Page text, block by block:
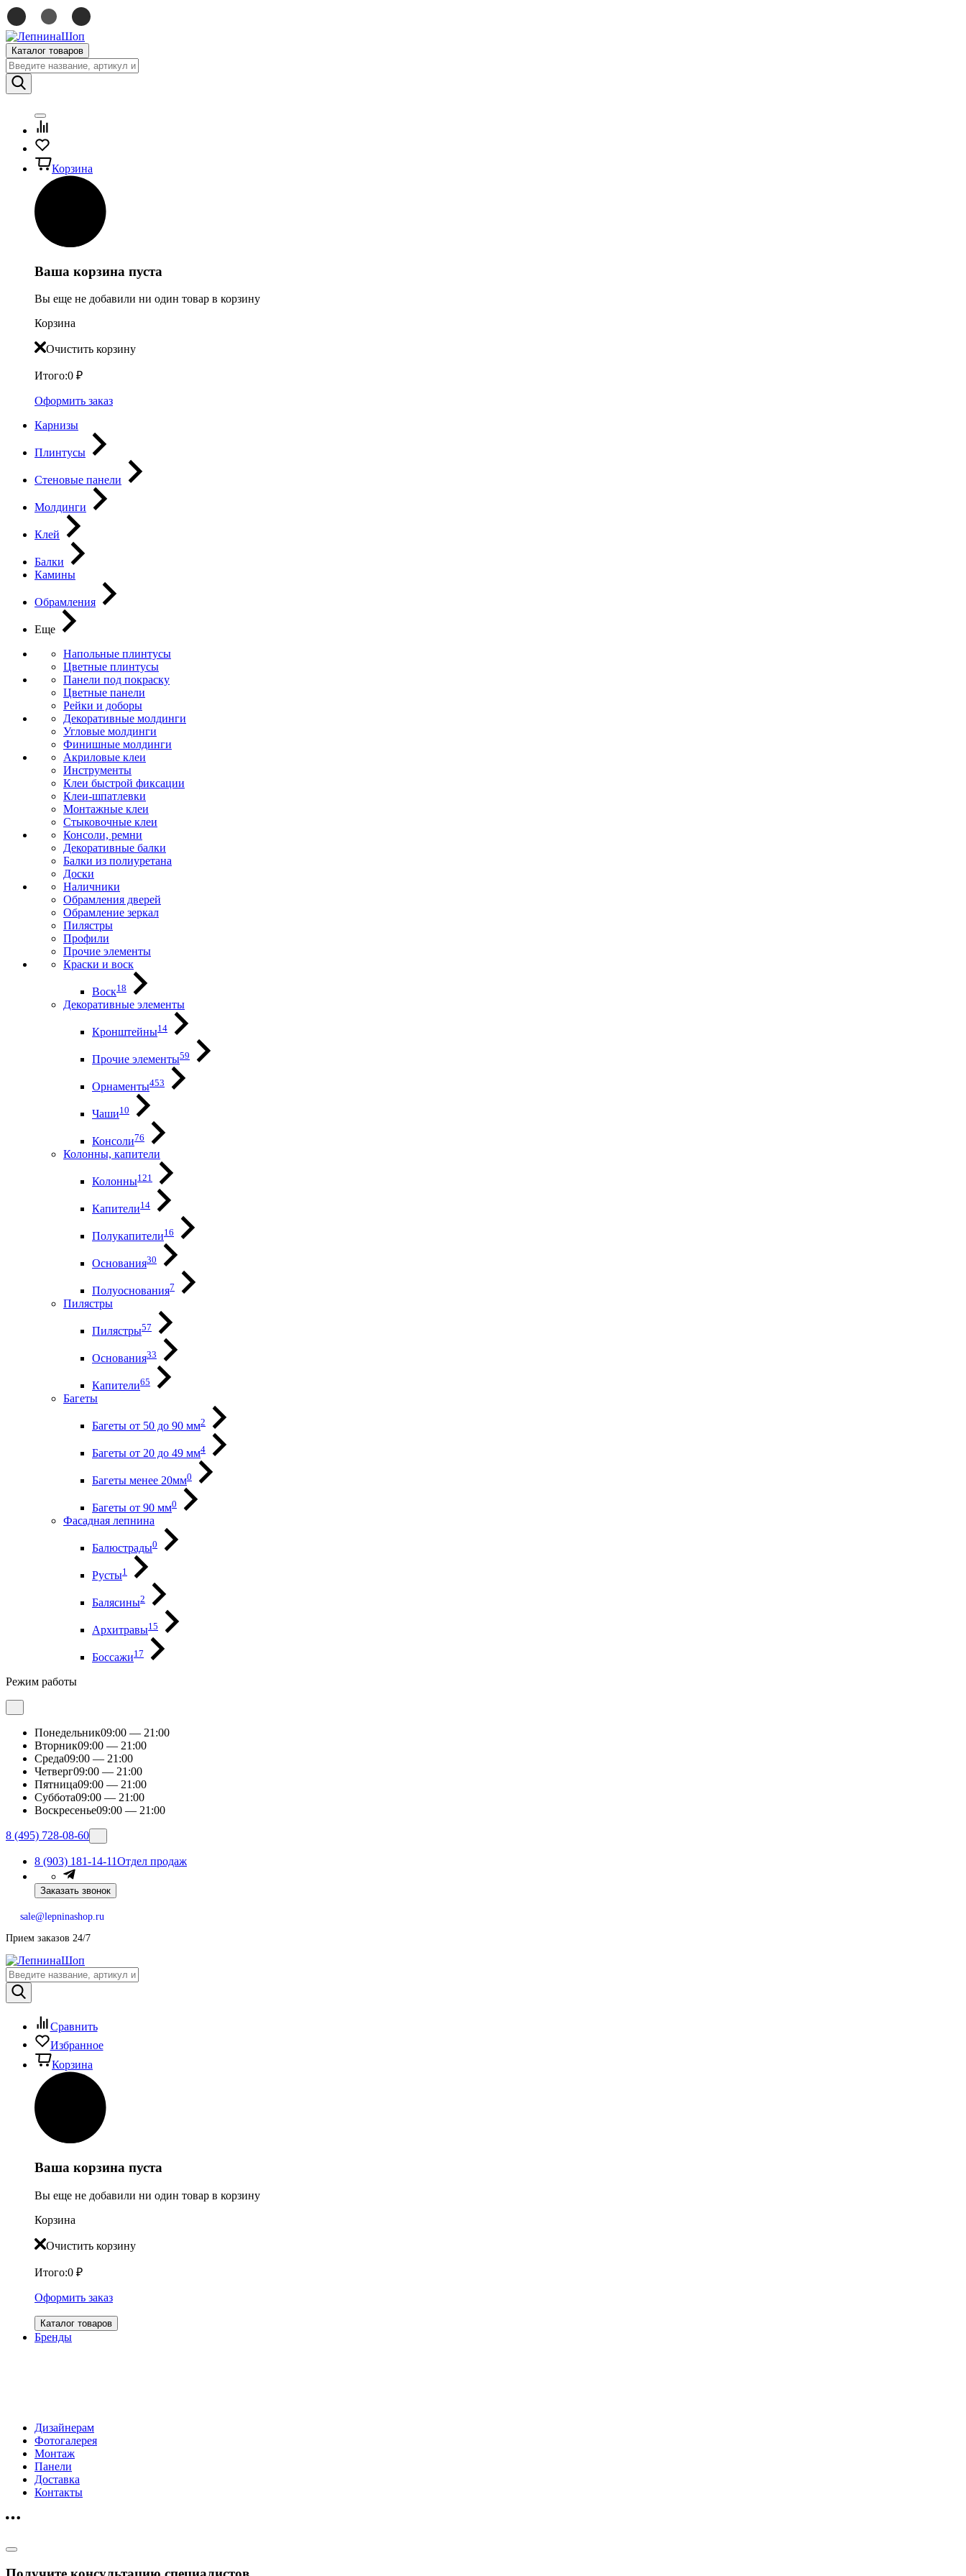
Каталог товаров
Корзина
Ваша корзина пуста
Вы еще не добавили ни один товар в корзину
Корзина
Очистить корзину
Итого:0 ₽
Оформить заказ
Карнизы
Плинтусы
Стеновые панели
Молдинги
Клей
Балки
Камины
Обрамления
Еще
Напольные плинтусы
Цветные плинтусы
Панели под покраску
Цветные панели
Рейки и доборы
Декоративные молдинги
Угловые молдинги
Финишные молдинги
Акриловые клеи
Инструменты
Клеи быстрой фиксации
Клеи-шпатлевки
Монтажные клеи
Стыковочные клеи
Консоли, ремни
Декоративные балки
Балки из полиуретана
Доски
Наличники
Обрамления дверей
Обрамление зеркал
Пилястры
Профили
Прочие элементы
Краски и воск
Воск18
Декоративные элементы
Кронштейны14
Прочие элементы59
Орнаменты453
Чаши10
Консоли76
Колонны, капители
Колонны121
Капители14
Полукапители16
Основания30
Полуоснования7
Пилястры
Пилястры57
Основания33
Капители65
Багеты
Багеты от 50 до 90 мм2
Багеты от 20 до 49 мм4
Багеты менее 20мм0
Багеты от 90 мм0
Фасадная лепнина
Балюстрады0
Русты1
Балясины2
Архитравы15
Боссажи17
Режим работы
Понедельник09:00 — 21:00
Вторник09:00 — 21:00
Среда09:00 — 21:00
Четверг09:00 — 21:00
Пятница09:00 — 21:00
Суббота09:00 — 21:00
Воскресенье09:00 — 21:00
8 (495) 728-08-60
8 (903) 181-14-11Отдел продаж
Заказать звонок
sale@lepninashop.ru
Прием заказов 24/7
Сравнить
Избранное
Корзина
Ваша корзина пуста
Вы еще не добавили ни один товар в корзину
Корзина
Очистить корзину
Итого:0 ₽
Оформить заказ
Каталог товаров
Бренды
Дизайнерам
Фотогалерея
Монтаж
Панели
Доставка
Контакты